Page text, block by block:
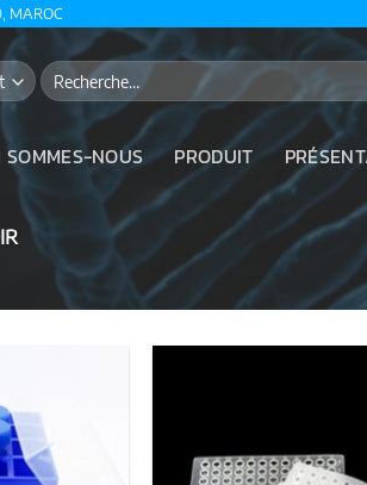
MAROC
Recherche
pour :
SOMMES-NOUS PRODUIT